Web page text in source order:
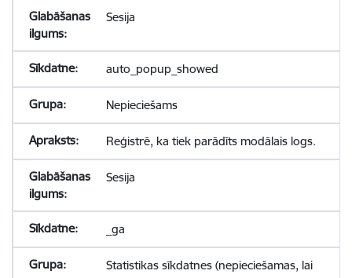
Sesija
auto_popup_showed
Nepieciešams
Reģistrē, ka tiek parādīts modālais logs.
Sesija
_ga
Statistikas sīkdatnes (nepieciešamas, lai